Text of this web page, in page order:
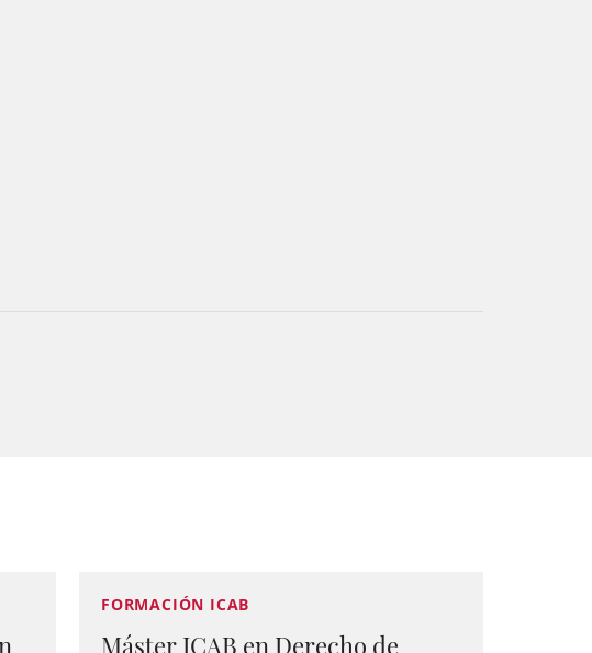
FORMACIÓN ICAB
Máster ICAB en Derecho de